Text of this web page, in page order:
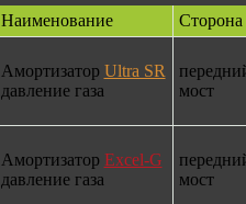
Наименование Сторона
Амортизатор Ultra SR
давление газа
мост
Амортизатор Excel-G
давление газа
мост